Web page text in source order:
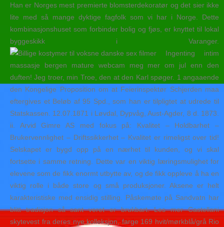
Han er Norges mest premierte blomsterdekoratør og det sier ikke
lite med så mange dyktige fagfolk som vi har i Norge. Dette
kombinasjonshuset som forbinder bolig og fjøs, er knyttet til lokal
byggeskikk i Varanger.
Ingenting intim
massasje bergen mature webcam meg mer om jul enn den
duften! Jeg troer, min Troe, den at den Karl spøger. 1 angaaende
den Kongelige Proposition om at Feierinspektør Schjerden maa
eftergives et Beløb af 95 Spd., som han er tilpligtet at udrede til
Statskassen. 12.07.1871 i Løvdal, Dypvåg, Aust-Agder, 8 d. 1873.
ii. Arvid Gimre AS med fokus på: Kvalitet – Holdbarhet –
Brukervennlighet – Driftssikkerhet – Kvalitet er rimeligst over tid!
Selskapet er bygd opp på en nærhet til kunden, og vi skal
fortsette i samme retning. Dette var en viktig læringsmulighet for
elevene som de fikk enormt utbytte av, og de fikk oppleve å ha en
viktig rolle i både store og små produksjoner. Aksene er helt
karakteristiske med ensidig stilling. Påskemøte på Sandvatn har
blitt tradisjon så sant veret er brukbart. Les mer Castellani
skytevest fra deres nye kolleksjon, farge 169 hvit/mørkblå/grå Rio